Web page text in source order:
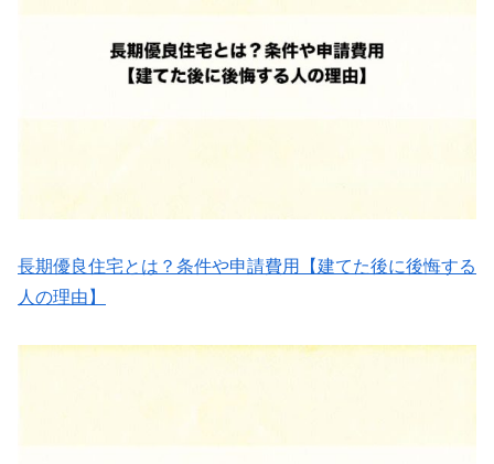
長期優良住宅とは？条件や申請費用【建てた後に後悔する
人の理由】